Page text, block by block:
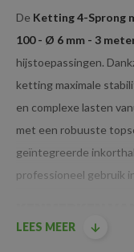
De Ketting 4-Sprong
100 - Ø 6 mm - 3
hijstoepassingen.
ketting maximale
en complexe lasten
met een robuuste
geïntegreerde
professioneel gebruik
VEILIGHEIDS-
LEES MEER